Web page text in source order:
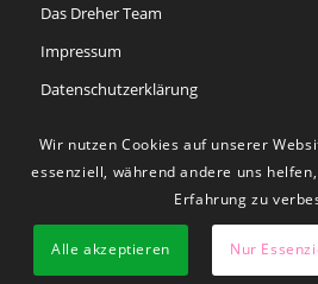
Das Dreher Team
Impressum
Datenschutzerklärung
© Copyright - Heizung Dreher
Wir nutzen Cookies auf unserer
essenziell, während andere uns
Erfahrung zu
Alle akzeptieren Nur